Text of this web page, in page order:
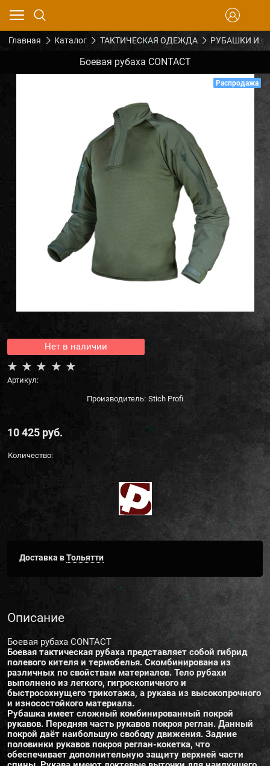
Главная Каталог ТАКТИЧЕСКАЯ ОДЕЖДА РУБАШКИ И
Боевая рубаха CONTACT
Распродажа
Нет в наличии
Артикул:
Производитель: Stich Profi
10 425 руб.
Количество:
Доставка вТольятти
Описание
Боевая рубаха CONTACT
Боевая тактическая рубаха представляет собой гибрид
полевого кителя и термобелья. Скомбинирована из
различных по свойствам материалов. Тело рубахи
выполнено из легкого, гигроскопичного и
быстросохнущего трикотажа, а рукава из высокопрочного
и износостойкого материала.
Рубашка имеет сложный комбинированный покрой
рукавов. Передняя часть рукавов покроя реглан. Данный
покрой даёт наибольшую свободу движения. Задние
половинки рукавов покроя реглан-кокетка, что
обеспечивает дополнительную защиту верхней части